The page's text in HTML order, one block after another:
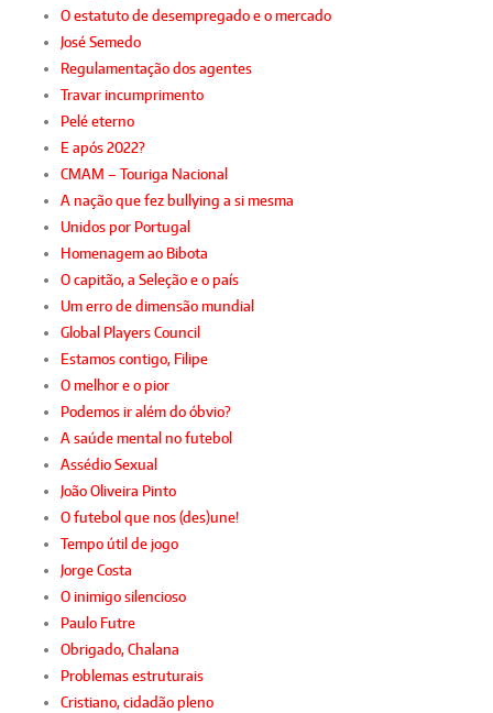
O estatuto de desempregado e o mercado
José Semedo
Regulamentação dos agentes
Travar incumprimento
Pelé eterno
E após 2022?
CMAM – Touriga Nacional
A nação que fez bullying a si mesma
Unidos por Portugal
Homenagem ao Bibota
O capitão, a Seleção e o país
Um erro de dimensão mundial
Global Players Council
Estamos contigo, Filipe
O melhor e o pior
Podemos ir além do óbvio?
A saúde mental no futebol
Assédio Sexual
João Oliveira Pinto
O futebol que nos (des)une!
Tempo útil de jogo
Jorge Costa
O inimigo silencioso
Paulo Futre
Obrigado, Chalana
Problemas estruturais
Cristiano, cidadão pleno